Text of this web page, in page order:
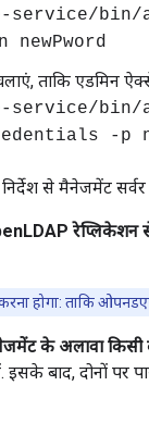
bin/
ताकि एडमिन
bin/
-p
से मैनेजमेंट सर्वर
रेप्लिकेशन
होगा: ताकि
के अलावा किसी
बाद, दोनों पर